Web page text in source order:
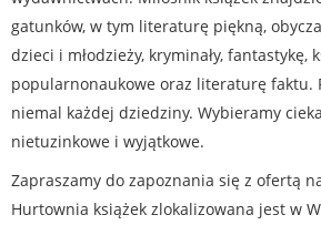
gatunków, w tym literaturę piękną,
dzieci i młodzieży, kryminały, fantastykę,
popularnonaukowe oraz literaturę faktu.
niemal każdej dziedziny. Wybieramy
nietuzinkowe i wyjątkowe.
Zapraszamy do zapoznania się z ofertą
Hurtownia książek zlokalizowana jest w